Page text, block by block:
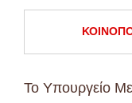
Το Υπουργείο